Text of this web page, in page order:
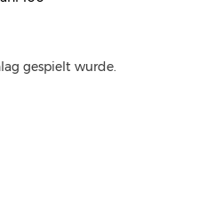
gespielt wurde.